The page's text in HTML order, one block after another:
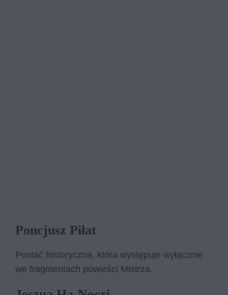
Poncjusz Piłat
Postać historyczna, która występuje wyłącznie
we fragmentach powieści Mistrza.